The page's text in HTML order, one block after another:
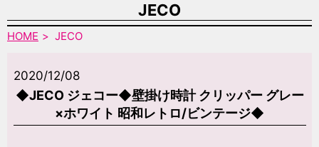
JECO
HOME JECO
2020/12/08
◆JECO ジェコー◆壁掛け時計 クリッパー グレー
×ホワイト 昭和レトロ/ビンテージ◆